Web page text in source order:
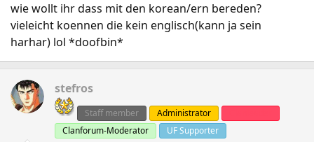
wie wollt ihr dass mit den korean/ern bereden?
vieleicht koennen die kein englisch(kann ja sein
harhar) lol *doofbin*
stefros
Staff member Administrator
Clanforum-Moderator
UF Supporter